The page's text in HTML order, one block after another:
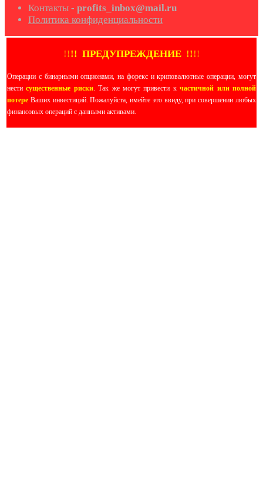
Контакты - profits_inbox@mail.ru
Политика конфиденциальности
!!!! ПРЕДУПРЕЖДЕНИЕ !!!!
Операции с бинарными опционами, на форекс и криповалютные операции, могут
нестисущественные риски. Так же могут привести кчастичной или полной
потере Ваших инвестиций. Пожалуйста, имейте это ввиду, при совершении любых
финансовых операций с данными активами.